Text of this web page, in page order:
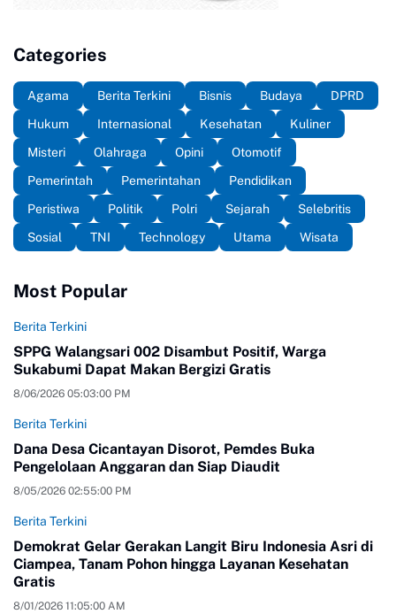
Categories
Agama Berita Terkini Bisnis Budaya
DPRD
Hukum
Internasional Kesehatan
Kuliner
Misteri
Olahraga Opini
Otomotif
Pemerintah
Pemerintahan
Pendidikan
Peristiwa
Politik Polri Sejarah
Selebritis
Sosial
TNI Technology Utama Wisata
Most Popular
Berita Terkini
SPPG Walangsari 002 Disambut Positif, Warga
Sukabumi Dapat Makan Bergizi Gratis
8/06/2026 05:03:00 PM
Berita Terkini
Dana Desa Cicantayan Disorot, Pemdes Buka
Pengelolaan Anggaran dan Siap Diaudit
8/05/2026 02:55:00 PM
Berita Terkini
Demokrat Gelar Gerakan Langit Biru Indonesia Asri di
Ciampea, Tanam Pohon hingga Layanan Kesehatan
Gratis
8/01/2026 11:05:00 AM